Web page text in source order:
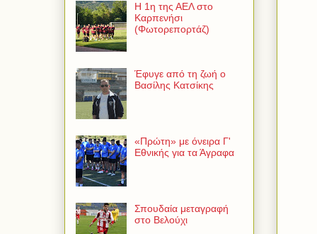
Η 1η της ΑΕΛ στο
Καρπενήσι
(Φωτορεπορτάζ)
Έφυγε από τη ζωή ο
Βασίλης Κατσίκης
«Πρώτη» με όνειρα Γ'
Εθνικής για τα Άγραφα
Σπουδαία μεταγραφή
στο Βελούχι